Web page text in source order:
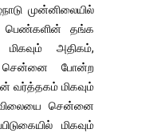
முன்னிலையில்
பெண்களின் தங்க
அதிகம்,
சென்னை போன்ற
வர்த்தகம் மிகவும்
சென்னை
மிகவும்